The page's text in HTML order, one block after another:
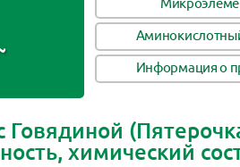
Информация о
Говядиной
химический